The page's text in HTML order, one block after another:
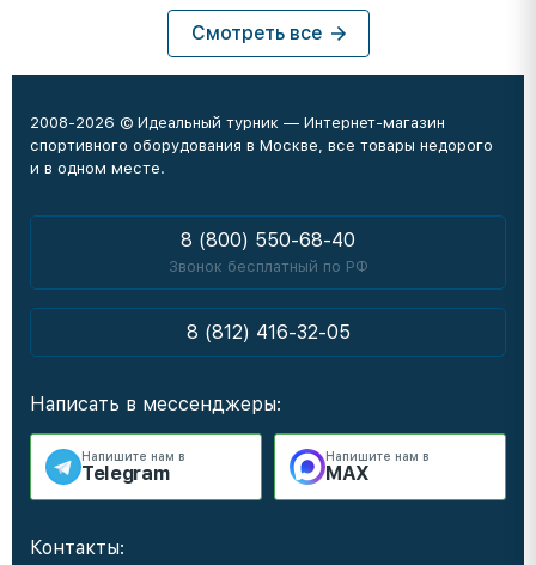
Смотреть все
2008-2026 © Идеальный турник — Интернет-магазин
спортивного оборудования в Москве, все товары недорого
и в одном месте.
8 (800) 550-68-40
Звонок бесплатный по РФ
8 (812) 416-32-05
Написать в мессенджеры:
Напишите нам в
Telegram
Напишите нам в
MAX
Контакты: